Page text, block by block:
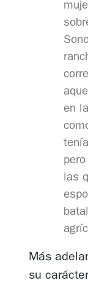
en
las
Más
su